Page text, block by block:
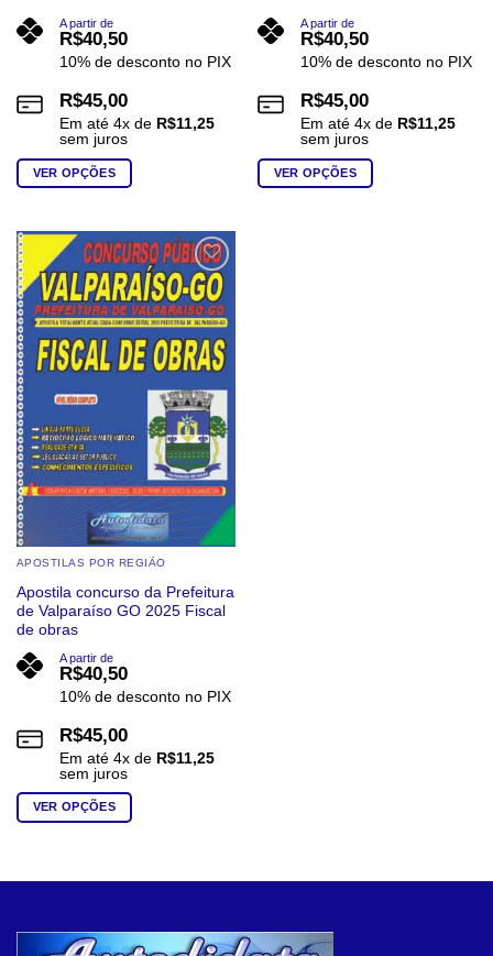
A partir de
R$40,50
10% de desconto no PIX
R$45,00
Em até 4x de R$11,25
sem juros
VER OPÇÕES
tem
várias
variantes.
As
opções
podem
ser
escolhidas
na
página
do
produto
A partir de
R$40,50
10% de desconto no PIX
R$45,00
Em até 4x de R$11,25
sem juros
VER OPÇÕES
Add to
wishlist
APOSTILAS POR REGIÃO
Apostila concurso da Prefeitura
de Valparaíso GO 2025 Fiscal
de obras
A partir de
R$40,50
10% de desconto no PIX
R$45,00
Em até 4x de R$11,25
sem juros
VER OPÇÕES
tem